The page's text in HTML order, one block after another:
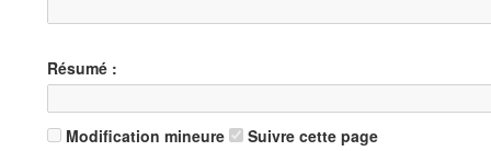
Résumé :
Modification mineure Suivre cette page